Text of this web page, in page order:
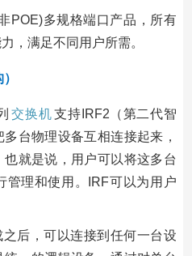
POE)多规格端口产品，所有
，满足不同用户所需。
交换机支持IRF2（第二代智
台物理设备互相连接起来，
就是说，用户可以将这多台
管理和使用。IRF可以为用户
之后，可以连接到任何一台设